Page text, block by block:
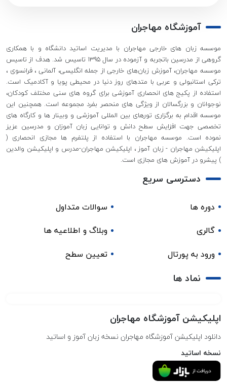
آموزشگاه مهاجران
موسسه زبان های خارجی مهاجران با مدیریت اساتید دانشگاه و با همکاری
گروهی از مدرسین باتجربه و آزموده در سال 1395 تاسیس شد. هدف از تاسیس
موسسه مهاجران، آموزش زبان‌های خارجی از جمله انگلیسی، آلمانی ، فرانسوی ،
ترکی استانبولی و عربی با متدهای روز دنیا در محیطی پویا و آکادمیک است.
استفاده از پکیج های انحصاری آموزشی برای گروه های سنی مختلف کودکان،
نوجوانان و بزرگسالان از ویژگی های منحصر بفرد مجموعه است. همچنین این
موسسه اقدام به برگزاری تورهای بین المللی آموزشی و وبینار ها و کارگاه های
تخصصی جهت افزایش سطح دانش و توانایی زبان آموزان و مدرسین عزیز
نموده است. موسسه مهاجران با استفاده از پلتفرم ها مجازی انحصاری (
اپلیکیشن مهاجران - زبان آموز ، اپلیکیشن مهاجران-مدرس و اپلیکیشن والدین
) پیشرو در آموزش های مجازی است.
دسترسی سریع
دوره ها
سوالات متداول
گالری
وبلاگ و اطلاعیه ها
ورود به پورتال
تعیین سطح
نماد ها
اپلیکیشن آموزشگاه مهاجران
دانلود اپلیکیشن آموزشگاه مهاجران نسخه زبان آموز و اساتید
نسخه اساتید